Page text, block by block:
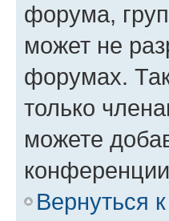
форума,
может не
форумах.
только
можете
Вернуться